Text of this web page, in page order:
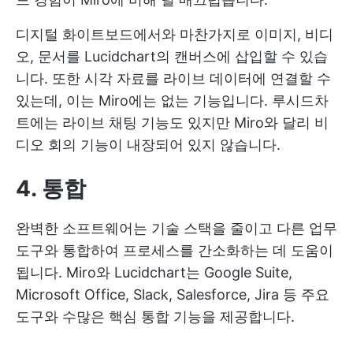
디지털 화이트보드에서와 마찬가지로 이미지, 비디
오, 문서를 Lucidchart의 캔버스에 삽입할 수 있습
니다. 또한 시각 자료를 라이브 데이터에 연결할 수
있는데, 이는 Miro에는 없는 기능입니다. 루시드차
트에는 라이브 채팅 기능도 있지만 Miro와 달리 비
디오 회의 기능이 내장되어 있지 않습니다.
4. 통합
완벽한 소프트웨어는 기술 스택을 줄이고 다른 업무
도구와 통합하여 프로세스를 간소화하는 데 도움이
됩니다. Miro와 Lucidchart는 Google Suite,
Microsoft Office, Slack, Salesforce, Jira 등 주요
도구와 수많은 핵심 통합 기능을 제공합니다.